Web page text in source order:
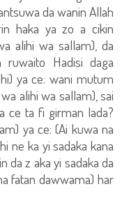
da wanin Allah
haka ya zo a cikin
alihi wa sallam), da
ruwaito Hadisi daga
ya ce: wani mutum
alihi wa sallam), sai
ce ta fi girman lada?
ya ce: (Ai kuwa na
ne ka yi sadaka kana
da z aka yi sadaka da
fatan dawwama) har